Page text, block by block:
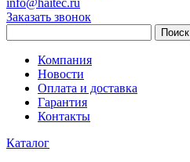
info@haitec.ru
Заказать звонок
Поиск
Компания
Новости
Оплата и доставка
Гарантия
Контакты
Каталог